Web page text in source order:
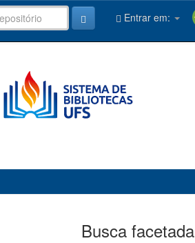
Entrar em:
Busca facetada